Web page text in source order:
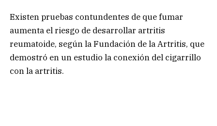
Existen pruebas contundentes de que fumar
aumenta el riesgo de desarrollar artritis
reumatoide, según la Fundación de la Artritis, que
demostró en un estudio la conexión del cigarrillo
con la artritis.